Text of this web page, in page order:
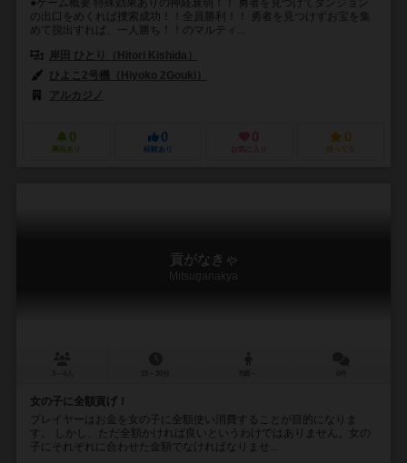
●ゲーム概要 特殊効果ありの神経衰弱！！ 勇者を見つけてダンジョン
の出口をめくれば捜索成功！！全員勝利！！ 勇者を見つけずお宝を集
めて脱出すれば、一人勝ち！！のマルティ...
岸田 ひとり（Hitori Kishida）
ひよこ2号機（Hiyoko 2Gouki）
アルカジノ
0
興味あり
0
経験あり
0
お気に入り
0
持ってる
貢がなきゃ
Mitsuganakya
女の子に全額貢げ！
プレイヤーはお金を女の子に全額使い消費することが目的になりま
す。 しかし、ただ全額かければ良いというわけではありません。女の
子にそれぞれに合わせた金額でなければなりませ...